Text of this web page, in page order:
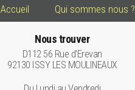
Accueil Qui sommes nous ?
Nous trouver
D112 56 Rue d'Erevan
92130 ISSY LES MOULINEAUX